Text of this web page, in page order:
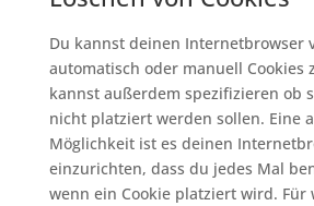
Du kannst deinen Internetbrowser
automatisch oder manuell Cookies
kannst außerdem spezifizieren ob
nicht platziert werden sollen. Eine
Möglichkeit ist es deinen
einzurichten, dass du jedes Mal
wenn ein Cookie platziert wird. Für